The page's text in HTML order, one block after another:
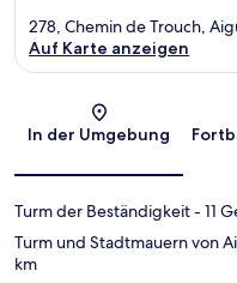
278, Chemin de Trouch,
Auf Karte anzeigen
In der Umgebung
Turm der Beständigkeit- 11
Turm und Stadtmauern von
km